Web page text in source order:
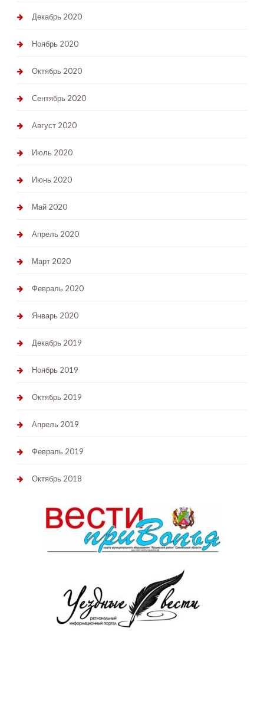
Декабрь 2020
Ноябрь 2020
Октябрь 2020
Сентябрь 2020
Август 2020
Июль 2020
Июнь 2020
Май 2020
Апрель 2020
Март 2020
Февраль 2020
Январь 2020
Декабрь 2019
Ноябрь 2019
Октябрь 2019
Апрель 2019
Февраль 2019
Октябрь 2018